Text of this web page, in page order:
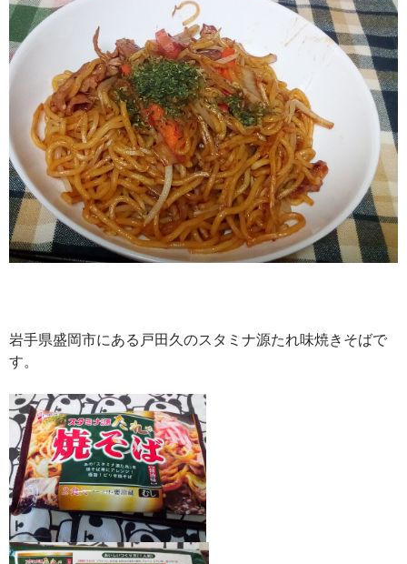
岩手県盛岡市にある戸田久のスタミナ源たれ味焼きそばで
す。